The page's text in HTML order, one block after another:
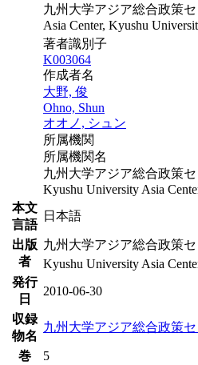
九州大学アジア総合政策
Asia Center, Kyushu
著者識別子
K003064
作成者名
大野, 俊
Ohno, Shun
オオノ, シュン
所属機関
所属機関名
九州大学アジア総合政策
Kyushu University Asia
本文
言語
日本語
出版
者
九州大学アジア総合政策
Kyushu University Asia
発行
日
2010-06-30
収録
物名
九州大学アジア総合政策
巻
5